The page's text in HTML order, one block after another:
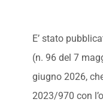
E’ stato
(n. 96 del 7
giugno 2026,
2023/970 con